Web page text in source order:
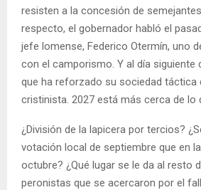
resisten a la concesión de
respecto, el gobernador habló el
jefe lomense, Federico Otermín, uno
con el camporismo. Y al día siguiente
que ha reforzado su sociedad táctica
cristinista. 2027 está más cerca de lo
¿División de la lapicera por tercios?
votación local de septiembre que en
octubre? ¿Qué lugar se le da al resto
peronistas que se acercaron por el